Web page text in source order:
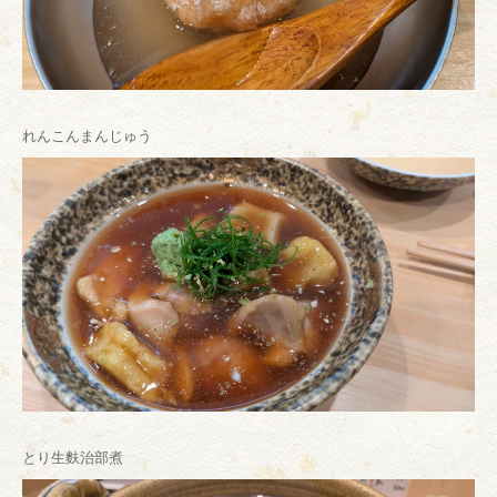
れんこんまんじゅう
とり生麩治部煮